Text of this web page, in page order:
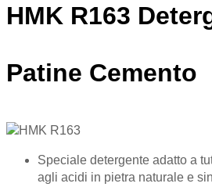
HMK R163
Patine Cemento
Speciale detergente adatto a
agli acidi in pietra naturale e